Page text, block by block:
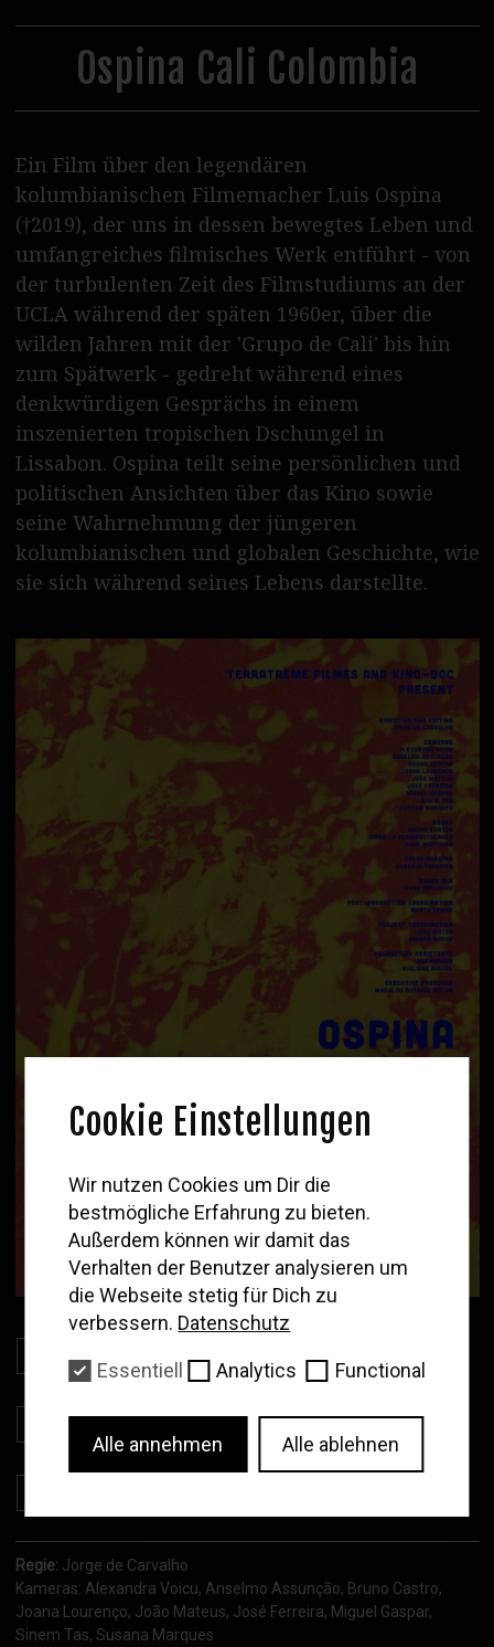
WOLF
Newsletter
Trag deine Email ein
um unsere Neuigkeiten und
das Filmprogramm zu erhalten
Abonnieren
Postproduktion
SERVICE
Tickets
Vermietung
Essen & Trinken
Shop & Support
Kontakt / Zugang
Wolf Team
English please
Regie: Jorge de Carvalho
Kameras: Alexandra Voicu, Anselmo Assunção, Bruno Castro,
Joana Lourenço, João Mateus, José Ferreira, Miguel Gaspar,
Sinem Tas, Susana Marques
Ospina Cali Colombia
Ein Film über den legendären
kolumbianischen Filmemacher Luis Ospina
(†2019), der uns in dessen bewegtes Leben und
umfangreiches filmisches Werk entführt - von
der turbulenten Zeit des Filmstudiums an der
UCLA während der späten 1960er, über die
wilden Jahren mit der 'Grupo de Cali' bis hin
zum Spätwerk - gedreht während eines
denkwürdigen Gesprächs in einem
inszenierten tropischen Dschungel in
Lissabon. Ospina teilt seine persönlichen und
politischen Ansichten über das Kino sowie
seine Wahrnehmung der jüngeren
kolumbianischen und globalen Geschichte, wie
sie sich während seines Lebens darstellte.
Download Presskit
Download Stills
Cookie Einstellungen
Wir nutzen Cookies um Dir die
bestmögliche Erfahrung zu bieten.
Außerdem können wir damit das
Verhalten der Benutzer analysieren um
die Webseite stetig für Dich zu
verbessern. Datenschutz
Essentiell Analytics Functional
Alle annehmen Alle ablehnen